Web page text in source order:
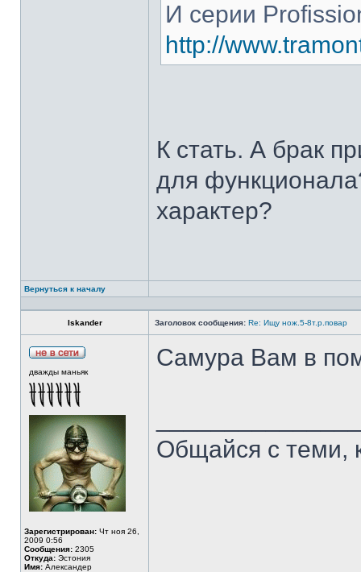
И серии
http://
К стать. А брак
для
характер?
Вернуться к началу
Iskander Заголовок сообщения: Re: Ищу нож.5-8т.р.повар
дважды маньяк
Зарегистрирован: Чт ноя 26,
2009 0:56
Сообщения: 2305
Откуда: Эстония
Имя: Александер
Самура Вам в
Общайся с теми,